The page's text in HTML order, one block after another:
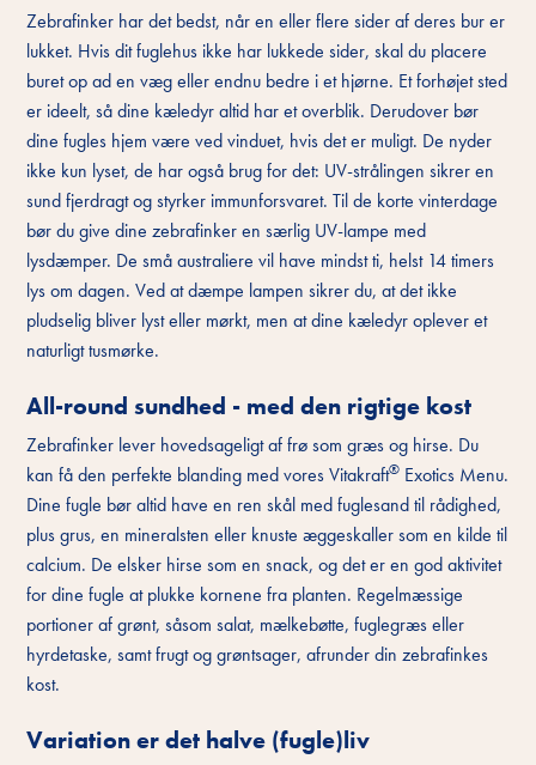
Zebrafinker har det bedst, når en eller flere sider af deres bur er
lukket. Hvis dit fuglehus ikke har lukkede sider, skal du placere
buret op ad en væg eller endnu bedre i et hjørne. Et forhøjet sted
er ideelt, så dine kæledyr altid har et overblik. Derudover bør
dine fugles hjem være ved vinduet, hvis det er muligt. De nyder
ikke kun lyset, de har også brug for det: UV-strålingen sikrer en
sund fjerdragt og styrker immunforsvaret. Til de korte vinterdage
bør du give dine zebrafinker en særlig UV-lampe med
lysdæmper. De små australiere vil have mindst ti, helst 14 timers
lys om dagen. Ved at dæmpe lampen sikrer du, at det ikke
pludselig bliver lyst eller mørkt, men at dine kæledyr oplever et
naturligt tusmørke.
All-round sundhed - med den rigtige kost
Zebrafinker lever hovedsageligt af frø som græs og hirse. Du
kan få den perfekte blanding med vores Vitakraft® Exotics Menu.
Dine fugle bør altid have en ren skål med fuglesand til rådighed,
plus grus, en mineralsten eller knuste æggeskaller som en kilde til
calcium. De elsker hirse som en snack, og det er en god aktivitet
for dine fugle at plukke kornene fra planten. Regelmæssige
portioner af grønt, såsom salat, mælkebøtte, fuglegræs eller
hyrdetaske, samt frugt og grøntsager, afrunder din zebrafinkes
kost.
Variation er det halve (fugle)liv